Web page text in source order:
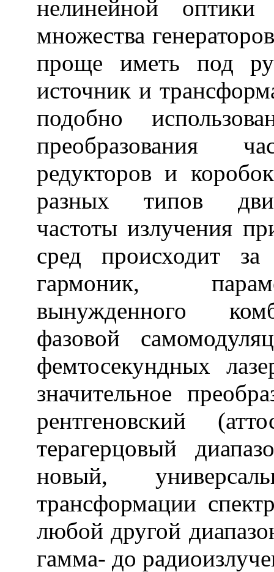
нелинейной
множества
проще иметь под
источник и
подобно
преобразования
редукторов и
разных типов
частоты излучения
сред происходит за
гармоник,
вынужденного
фазовой
фемтосекундных
значительное
рентгеновский
терагерцовый
новый,
трансформации
любой другой
гамма- до